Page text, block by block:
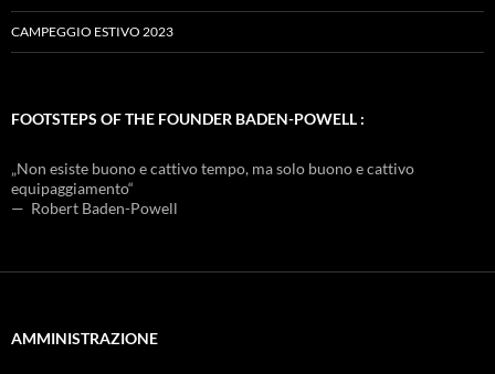
CAMPEGGIO ESTIVO 2023
FOOTSTEPS OF THE FOUNDER BADEN-POWELL :
„Non esiste buono e cattivo tempo, ma solo buono e cattivo
equipaggiamento“
— Robert Baden-Powell
AMMINISTRAZIONE